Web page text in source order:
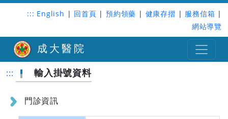
::: English | 回首頁 | 預約領藥 | 健康存摺 | 服務信箱 |
網站導覽
成大醫院
::: 輸入掛號資料
門診資訊